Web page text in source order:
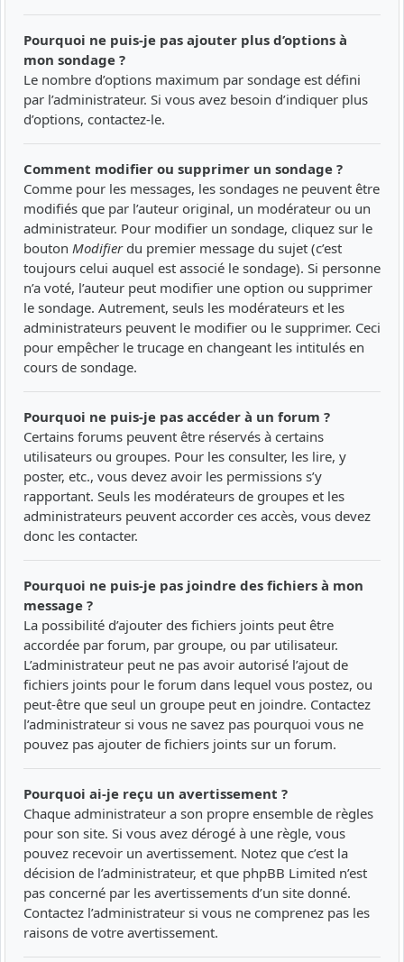
Pourquoi ne puis-je pas ajouter plus d’options à
mon sondage ?
Le nombre d’options maximum par sondage est défini
par l’administrateur. Si vous avez besoin d’indiquer plus
d’options, contactez-le.
Comment modifier ou supprimer un sondage ?
Comme pour les messages, les sondages ne peuvent être
modifiés que par l’auteur original, un modérateur ou un
administrateur. Pour modifier un sondage, cliquez sur le
bouton Modifierdu premier message du sujet (c’est
toujours celui auquel est associé le sondage). Si personne
n’a voté, l’auteur peut modifier une option ou supprimer
le sondage. Autrement, seuls les modérateurs et les
administrateurs peuvent le modifier ou le supprimer. Ceci
pour empêcher le trucage en changeant les intitulés en
cours de sondage.
Pourquoi ne puis-je pas accéder à un forum ?
Certains forums peuvent être réservés à certains
utilisateurs ou groupes. Pour les consulter, les lire, y
poster, etc., vous devez avoir les permissions s’y
rapportant. Seuls les modérateurs de groupes et les
administrateurs peuvent accorder ces accès, vous devez
donc les contacter.
Pourquoi ne puis-je pas joindre des fichiers à mon
message ?
La possibilité d’ajouter des fichiers joints peut être
accordée par forum, par groupe, ou par utilisateur.
L’administrateur peut ne pas avoir autorisé l’ajout de
fichiers joints pour le forum dans lequel vous postez, ou
peut-être que seul un groupe peut en joindre. Contactez
l’administrateur si vous ne savez pas pourquoi vous ne
pouvez pas ajouter de fichiers joints sur un forum.
Pourquoi ai-je reçu un avertissement ?
Chaque administrateur a son propre ensemble de règles
pour son site. Si vous avez dérogé à une règle, vous
pouvez recevoir un avertissement. Notez que c’est la
décision de l’administrateur, et que phpBB Limited n’est
pas concerné par les avertissements d’un site donné.
Contactez l’administrateur si vous ne comprenez pas les
raisons de votre avertissement.